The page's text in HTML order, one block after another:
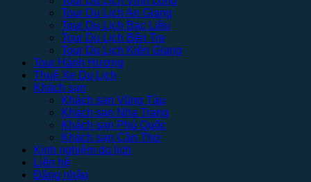
Tour Du Lịch An Giang
Tour Du Lịch Bạc Liêu
Tour Du Lịch Bến Tre
Tour Du Lịch Kiên Giang
Tour Hành Hương
Thuê Xe Du Lịch
Khách sạn
Khách sạn Vũng Tàu
Khách sạn Nha Trang
Khách sạn Phú Quốc
Khách sạn Cần Thơ
Kinh nghiệm du lịch
Liên hệ
Đăng nhập